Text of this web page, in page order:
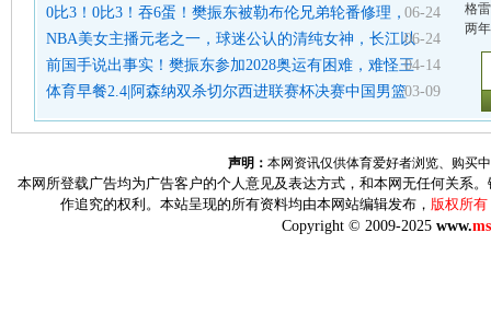
0比3！0比3！吞6蛋！樊振东被勒布伦兄弟轮番修理，06-24
NBA美女主播元老之一，球迷公认的清纯女神，长江以06-24
前国手说出事实！樊振东参加2028奥运有困难，难怪王04-14
体育早餐2.4|阿森纳双杀切尔西进联赛杯决赛中国男篮03-09
格
两年
声明： 本网资讯仅供体育爱好者浏览、购买
本网所登载广告均为广告客户的个人意见及表达方式，和本网无任何关系
作追究的权利。本站呈现的所有资料均由本网站编辑发布， 版权所有
Copyright © 2009-2025 www.